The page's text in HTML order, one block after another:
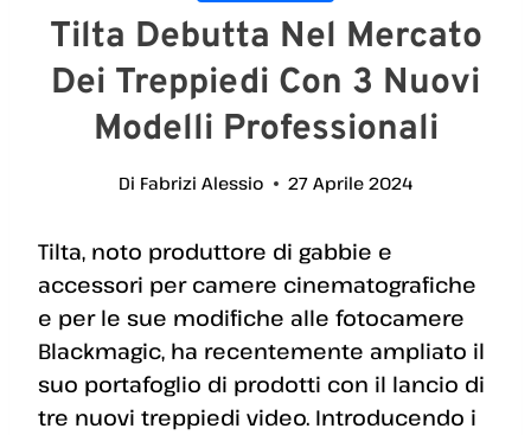
Tilta Debutta Nel Mercato
Dei Treppiedi Con 3 Nuovi
Modelli Professionali
Di Fabrizi Alessio 27 Aprile 2024
Tilta, noto produttore di gabbie e
accessori per camere cinematografiche
e per le sue modifiche alle fotocamere
Blackmagic, ha recentemente ampliato il
suo portafoglio di prodotti con il lancio di
tre nuovi treppiedi video. Introducendo i